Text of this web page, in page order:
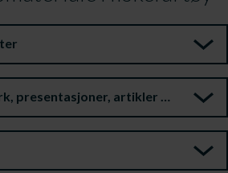
presentasjoner, artikler m.m.